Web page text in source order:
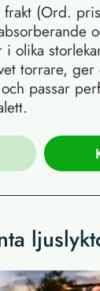
(Ord.
i olika
torrare, ger
passar